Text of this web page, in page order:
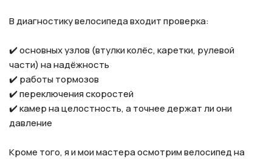
В диагностику велосипеда входит проверка:
✔️ основных узлов (втулки колёс, каретки, рулевой
части) на надёжность
✔️ работы тормозов
✔️ переключения скоростей
✔️ камер на целостность, а точнее держат ли они
давление
Кроме того, я и мои мастера осмотрим велосипед на